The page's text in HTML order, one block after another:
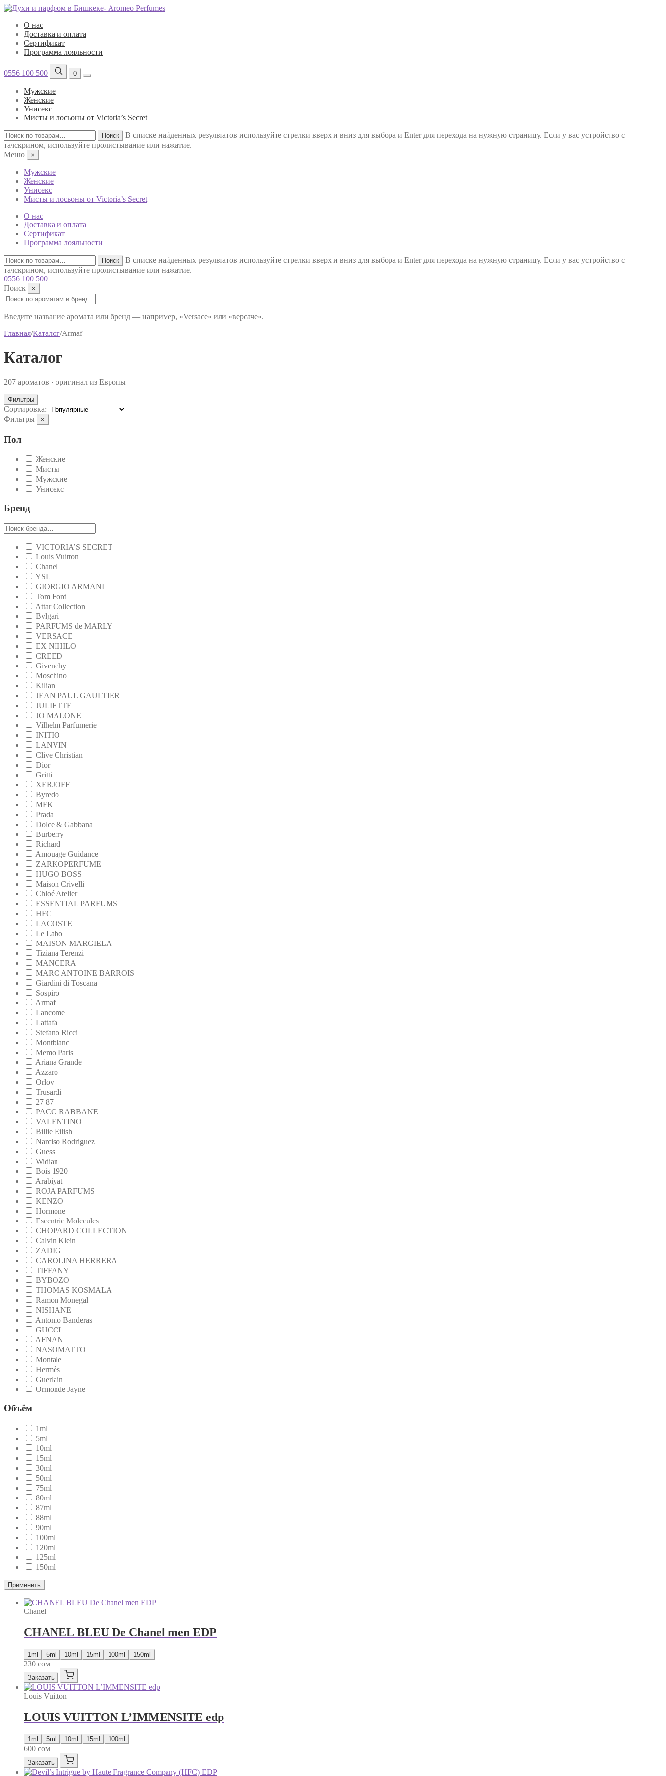
О нас
Доставка и оплата
Сертификат
Программа лояльности
0556 100 500 0
Мужские
Женские
Унисекс
Мисты и лосьоны от Victoria’s Secret
Искать:
Поиск
В списке найденных результатов используйте стрелки вверх и вниз для выбора и Enter для перехода на нужную страницу. Если у вас устройство с
тачскрином, используйте пролистывание или нажатие.
Меню
×
Мужские
Женские
Унисекс
Мисты и лосьоны от Victoria’s Secret
О нас
Доставка и оплата
Сертификат
Программа лояльности
Искать:
Поиск
В списке найденных результатов используйте стрелки вверх и вниз для выбора и Enter для перехода на нужную страницу. Если у вас устройство с
тачскрином, используйте пролистывание или нажатие.
0556 100 500
Поиск
×
Поиск:
Введите название аромата или бренд — например, «Versace» или «версаче».
Главная/Каталог/Armaf
Каталог
207 ароматов · оригинал из Европы
Фильтры
Сортировка:
Фильтры
×
Пол
Женские
Мисты
Мужские
Унисекс
Бренд
VICTORIA’S SECRET
Louis Vuitton
Chanel
YSL
GIORGIO ARMANI
Tom Ford
Attar Collection
Bvlgari
PARFUMS de MARLY
VERSACE
EX NIHILO
CREED
Givenchy
Moschino
Kilian
JEAN PAUL GAULTIER
JULIETTE
JO MALONE
Vilhelm Parfumerie
INITIO
LANVIN
Clive Christian
Dior
Gritti
XERJOFF
Byredo
MFK
Prada
Dolce & Gabbana
Burberry
Richard
Amouage Guidance
ZARKOPERFUME
HUGO BOSS
Maison Crivelli
Chloé Atelier
ESSENTIAL PARFUMS
HFC
LACOSTE
Le Labo
MAISON MARGIELA
Tiziana Terenzi
MANCERA
MARC ANTOINE BARROIS
Giardini di Toscana
Sospiro
Armaf
Lancome
Lattafa
Stefano Ricci
Montblanc
Memo Paris
Ariana Grande
Azzaro
Orlov
Trusardi
27 87
PACO RABBANE
VALENTINO
Billie Eilish
Narciso Rodriguez
Guess
Widian
Bois 1920
Arabiyat
ROJA PARFUMS
KENZO
Hormone
Escentric Molecules
CHOPARD COLLECTION
Calvin Klein
ZADIG
CAROLINA HERRERA
TIFFANY
BYBOZO
THOMAS KOSMALA
Ramon Monegal
NISHANE
Antonio Banderas
GUCCI
AFNAN
NASOMATTO
Montale
Hermès
Guerlain
Ormonde Jayne
Объём
1ml
5ml
10ml
15ml
30ml
50ml
75ml
80ml
87ml
88ml
90ml
100ml
120ml
125ml
150ml
Применить
Chanel
CHANEL BLEU De Chanel men EDP
1ml 5ml 10ml 15ml 100ml 150ml
230 сом
Заказать
Louis Vuitton
LOUIS VUITTON L’IMMENSITE edp
1ml 5ml 10ml 15ml 100ml
600 сом
Заказать